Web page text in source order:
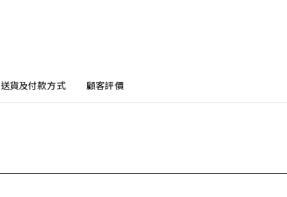
送貨及付款方式 顧客評價